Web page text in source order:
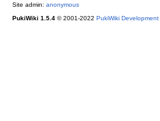
Site admin: anonymous
PukiWiki 1.5.4© 2001-2022 PukiWiki Development